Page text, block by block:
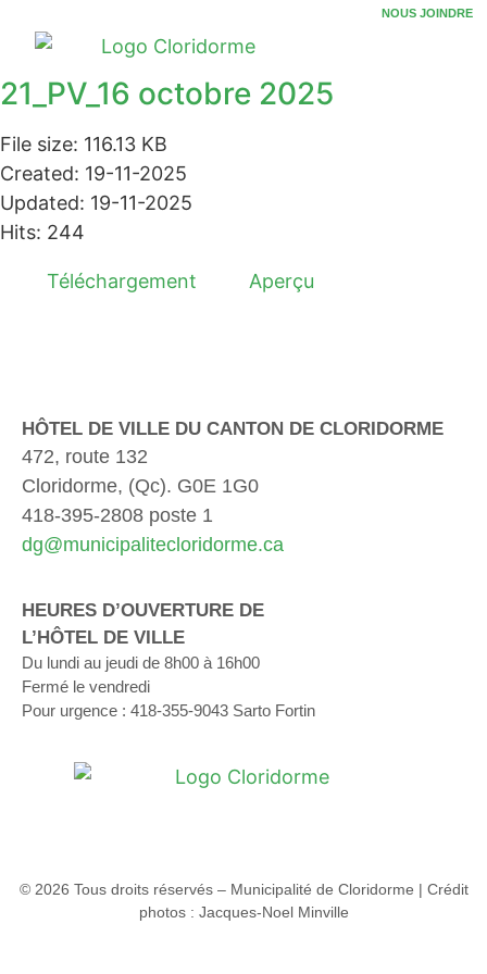
NOUS JOINDRE
21_PV_16 octobre 2025
File size: 116.13 KB
Created: 19-11-2025
Updated: 19-11-2025
Hits: 244
Téléchargement Aperçu
HÔTEL DE VILLE DU CANTON DE CLORIDORME
472, route 132
Cloridorme, (Qc). G0E 1G0
418-395-2808 poste 1
dg@municipalitecloridorme.ca
HEURES D’OUVERTURE DE
L’HÔTEL DE VILLE
Du lundi au jeudi de 8h00 à 16h00
Fermé le vendredi
Pour urgence : 418-355-9043 Sarto Fortin
© 2026 Tous droits réservés – Municipalité de Cloridorme | Crédit
photos : Jacques-Noel Minville